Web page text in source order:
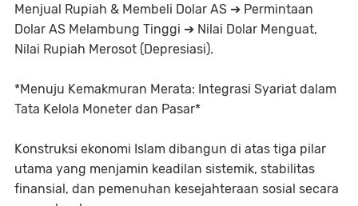
Menjual Rupiah & Membeli Dolar AS ➔ Permintaan
Dolar AS Melambung Tinggi ➔ Nilai Dolar Menguat,
Nilai Rupiah Merosot (Depresiasi).
*Menuju Kemakmuran Merata: Integrasi Syariat dalam
Tata Kelola Moneter dan Pasar*
Konstruksi ekonomi Islam dibangun di atas tiga pilar
utama yang menjamin keadilan sistemik, stabilitas
finansial, dan pemenuhan kesejahteraan sosial secara